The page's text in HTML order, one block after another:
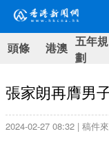
頭條 港澳 五年規
劃
張家朗再膺男
2024-02-27 08:32 | 稿件